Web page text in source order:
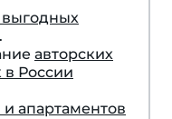
.
авторских
в России
и апартаментов